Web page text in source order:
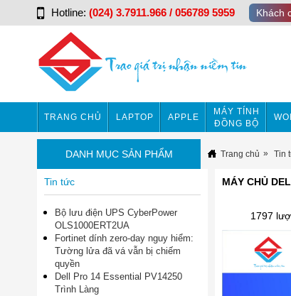
Hotline: (024) 3.7911.966 / 056789 5959 Khách
TRANG CHỦ LAPTOP APPLE
MÁY TÍNH
ĐỒNG BỘ
DANH MỤC SẢN PHẨM Trang chủ Tin
MÁY CHỦ
1797
Tin tức
Bộ lưu điện UPS CyberPower
OLS1000ERT2UA
Fortinet dính zero-day nguy hiểm:
Tường lửa đã vá vẫn bị chiếm
quyền
Dell Pro 14 Essential PV14250
Trình Làng